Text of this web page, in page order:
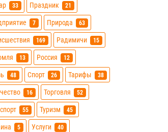
33 Праздник 21
7 Природа 63
169 Радимичи 15
13 Россия 12
48 Спорт 26 Тарифы 38
16 Торговля 52
55 Туризм 45
5 Услуги 40